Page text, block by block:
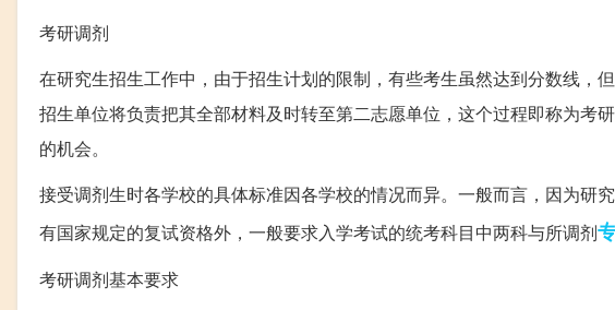
考研调剂
在研究生招生工作中，由于招生计划的限制，有些考生虽然达到分数线，
招生单位将负责把其全部材料及时转至第二志愿单位，这个过程即称为考
的机会。
接受调剂生时各学校的具体标准因各学校的情况而异。一般而言，因为研
有国家规定的复试资格外，一般要求入学考试的统考科目中两科与所调剂
考研调剂基本要求